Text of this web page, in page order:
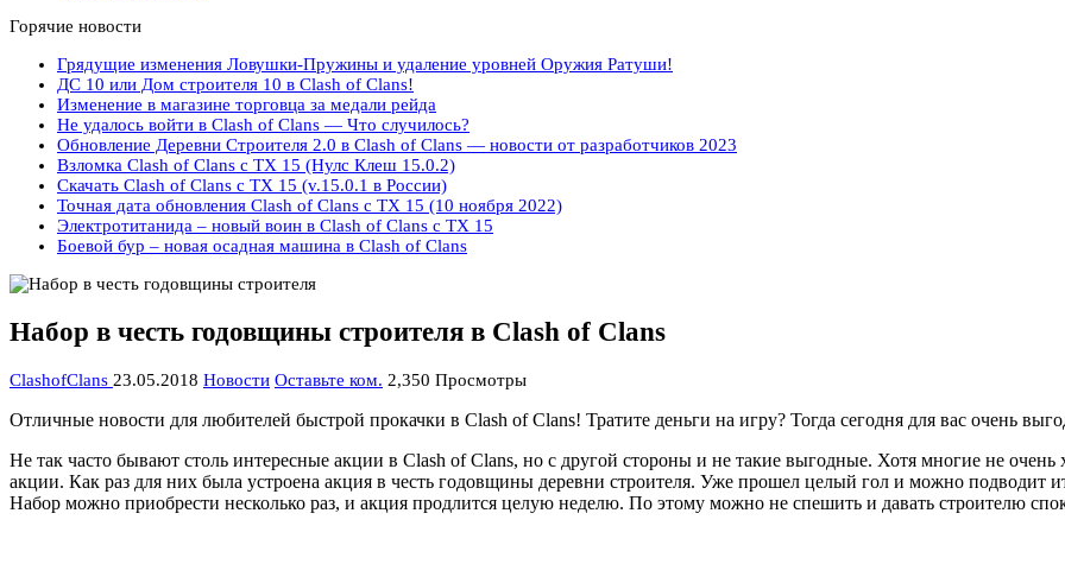
Горячие новости
Грядущие изменения Ловушки-Пружины и удаление уровней Оружия Ратуши!
ДС 10 или Дом строителя 10 в Clash of Clans!
Изменение в магазине торговца за медали рейда
Не удалось войти в Clash of Clans — Что случилось?
Обновление Деревни Строителя 2.0 в Clash of Clans — новости от разработчиков 2023
Взломка Clash of Clans с ТХ 15 (Нулс Клеш 15.0.2)
Скачать Clash of Clans с ТХ 15 (v.15.0.1 в России)
Точная дата обновления Clash of Clans с ТХ 15 (10 ноября 2022)
Электротитанида – новый воин в Clash of Clans с ТХ 15
Боевой бур – новая осадная машина в Clash of Clans
Набор в честь годовщины строителя в Clash of Clans
ClashofClans 23.05.2018 Новости Оставьте ком. 2,350 Просмотры
Отличные новости для любителей быстрой прокачки в Clash of Clans! Тратите деньги на игру? Тогда сегодня для вас очень
Не так часто бывают столь интересные акции в Clash of Clans, но с другой стороны и не такие выгодные. Хотя многие не
акции. Как раз для них была устроена акция в честь годовщины деревни строителя. Уже прошел целый гол и можно подводит
Набор можно приобрести несколько раз, и акция продлится целую неделю. По этому можно не спешить и давать строителю